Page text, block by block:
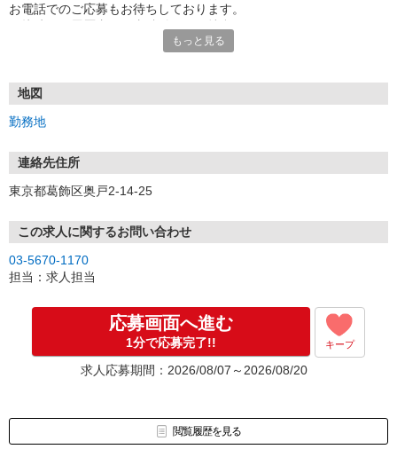
お電話でのご応募もお待ちしております。
もっと見る
地図
勤務地
連絡先住所
東京都葛飾区奥戸2-14-25
この求人に関するお問い合わせ
03-5670-1170
担当：求人担当
応募画面へ進む
1分で応募完了!! キープ
求人応募期間：2026/08/07～2026/08/20
閲覧履歴を見る